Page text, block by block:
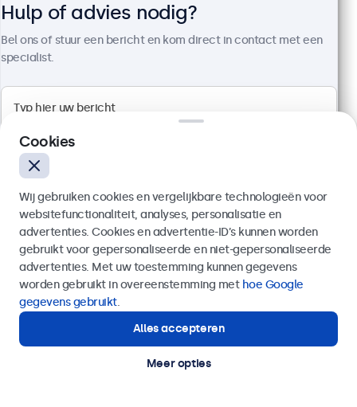
24 Inch Monitor Metaal
Artikelnummer:
1920 x 1080 resolutie (Full HD)
Aansluitingen: HDMI, VGA, BNC, RCA
Montage: desktop, wand, inbouw
Buitenmaat: 560 x 337 x 41 mm
€ 499,00
€ 603,79 incl. btw
Bekijken
In winkelwagen
Hulp of advies nodig?
Bel ons of stuur een bericht en kom direct in contact met een
specialist.
Verzenden
Of bel ons op
Hulp of advies nodig?
Direct contact met een specialist.
Cookies
Wij gebruiken cookies en vergelijkbare technologieën voor
websitefunctionaliteit, analyses, personalisatie en
advertenties. Cookies en advertentie-ID’s kunnen worden
gebruikt voor gepersonaliseerde en niet-gepersonaliseerde
advertenties. Met uw toestemming kunnen gegevens
worden gebruikt in overeenstemming met hoe Google
gegevens gebruikt.
Alles accepteren
Meer opties